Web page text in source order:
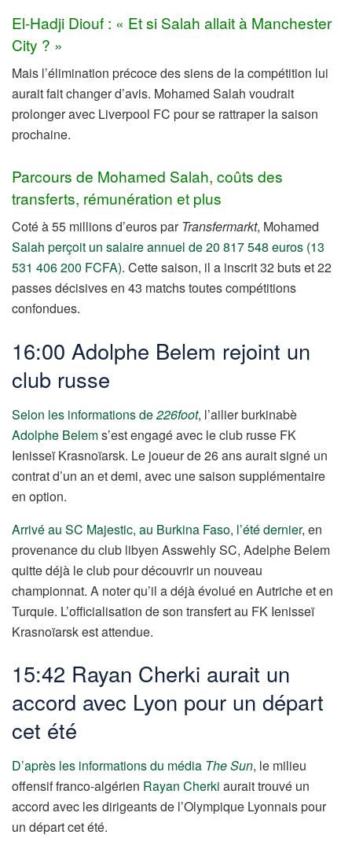
El-Hadji Diouf : « Et si Salah allait à Manchester
City ? »
Mais l’élimination précoce des siens de la compétition lui
aurait fait changer d’avis. Mohamed Salah voudrait
prolonger avec Liverpool FC pour se rattraper la saison
prochaine.
Parcours de Mohamed Salah, coûts des
transferts, rémunération et plus
Coté à 55 millions d’euros par Transfermarkt, Mohamed
Salah perçoit un salaire annuel de 20 817 548 euros (13
531 406 200 FCFA). Cette saison, il a inscrit 32 buts et 22
passes décisives en 43 matchs toutes compétitions
confondues.
16:00 Adolphe Belem rejoint un
club russe
Selon les informations de226foot, l’ailier burkinabè
Adolphe Belems’est engagé avec le club russe FK
Ienisseï Krasnoïarsk. Le joueur de 26 ans aurait signé un
contrat d’un an et demi, avec une saison supplémentaire
en option.
Arrivé au SC Majestic, au Burkina Faso, l’été dernier, en
provenance du club libyen Asswehly SC, Adelphe Belem
quitte déjà le club pour découvrir un nouveau
championnat. A noter qu’il a déjà évolué en Autriche et en
Turquie. L’officialisation de son transfert au FK Ienisseï
Krasnoïarsk est attendue.
15:42 Rayan Cherki aurait un
accord avec Lyon pour un départ
cet été
D’après les informations du média The Sun, le milieu
offensif franco-algérien Rayan Cherki aurait trouvé un
accord avec les dirigeants de l’Olympique Lyonnais pour
un départ cet été.